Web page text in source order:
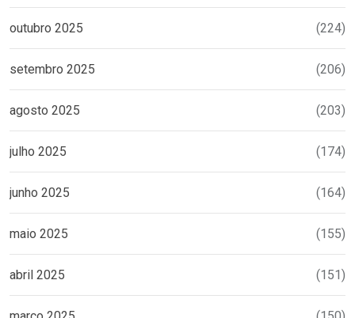
outubro 2025 (224)
setembro 2025 (206)
agosto 2025 (203)
julho 2025 (174)
junho 2025 (164)
maio 2025 (155)
abril 2025 (151)